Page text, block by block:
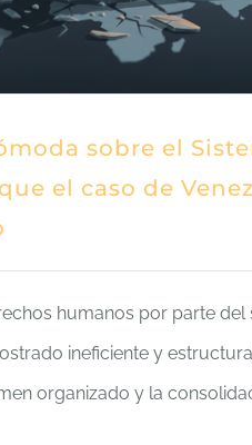
sobre el
el caso de
humanos por parte del
ineficiente y
organizado y la